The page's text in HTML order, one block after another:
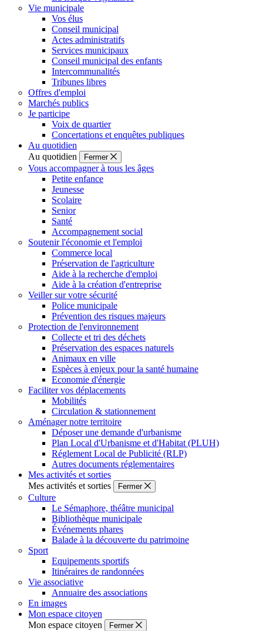
Vie municipale
Vos élus
Conseil municipal
Actes administratifs
Services municipaux
Conseil municipal des enfants
Intercommunalités
Tribunes libres
Offres d'emploi
Marchés publics
Je participe
Voix de quartier
Concertations et enquêtes publiques
Au quotidien
Au quotidien
Fermer
Vous accompagner à tous les âges
Petite enfance
Jeunesse
Scolaire
Senior
Santé
Accompagnement social
Soutenir l'économie et l'emploi
Commerce local
Préservation de l'agriculture
Aide à la recherche d'emploi
Aide à la création d'entreprise
Veiller sur votre sécurité
Police municipale
Prévention des risques majeurs
Protection de l'environnement
Collecte et tri des déchets
Préservation des espaces naturels
Animaux en ville
Espèces à enjeux pour la santé humaine
Economie d'énergie
Faciliter vos déplacements
Mobilités
Circulation & stationnement
Aménager notre territoire
Déposer une demande d'urbanisme
Plan Local d'Urbanisme et d'Habitat (PLUH)
Réglement Local de Publicité (RLP)
Autres documents réglementaires
Mes activités et sorties
Mes activités et sorties
Fermer
Culture
Le Sémaphore, théâtre municipal
Bibliothèque municipale
Événements phares
Balade à la découverte du patrimoine
Sport
Equipements sportifs
Itinéraires de randonnées
Vie associative
Annuaire des associations
En images
Mon espace citoyen
Mon espace citoyen
Fermer